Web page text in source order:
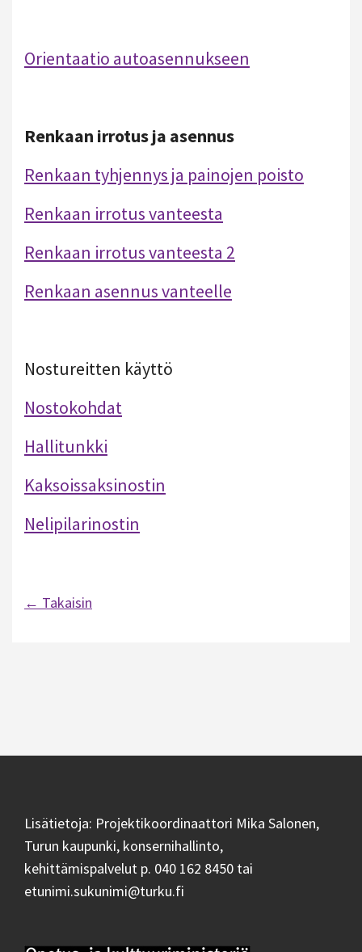
Orientaatio autoasennukseen
Renkaan irrotus ja asennus
Renkaan tyhjennys ja painojen poisto
Renkaan irrotus vanteesta
Renkaan irrotus vanteesta 2
Renkaan asennus vanteelle
Nostureitten käyttö
Nostokohdat
Hallitunkki
Kaksoissaksinostin
Nelipilarinostin
← Takaisin
Lisätietoja: Projektikoordinaattori Mika Salonen,
Turun kaupunki, konsernihallinto,
kehittämispalvelut p. 040 162 8450 tai
etunimi.sukunimi@turku.fi